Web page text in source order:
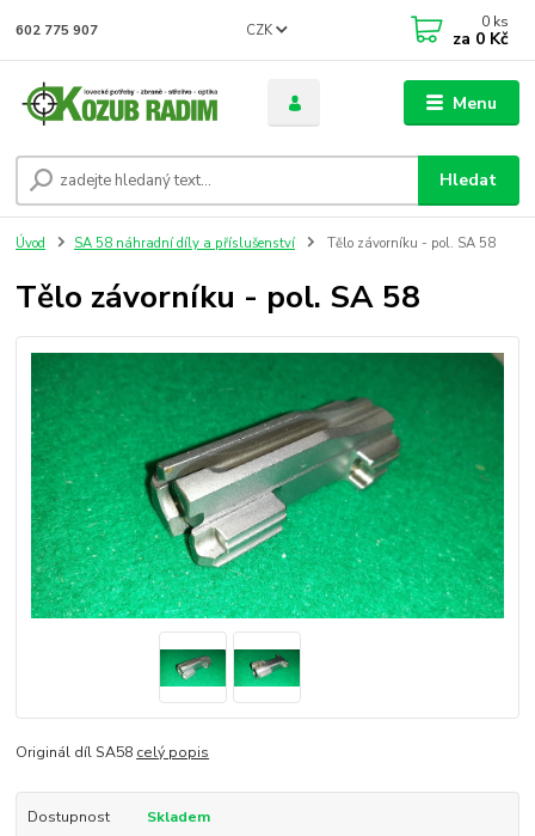
Menu
CZK
Hledat
602 775 907 0 ks
za 0 Kč
Úvod SA 58 náhradní díly a příslušenství Tělo závorníku - pol. SA 58
Tělo závorníku - pol. SA 58
Originál díl SA58 celý popis
Dostupnost Skladem